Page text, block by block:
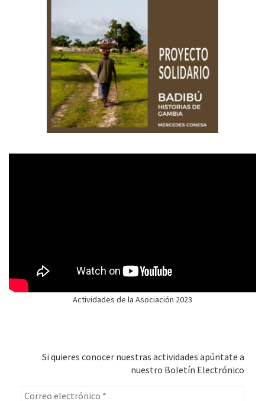
Actividades de la Asociación 2023
Si quieres conocer nuestras actividades apúntate a
nuestro Boletín Electrónico